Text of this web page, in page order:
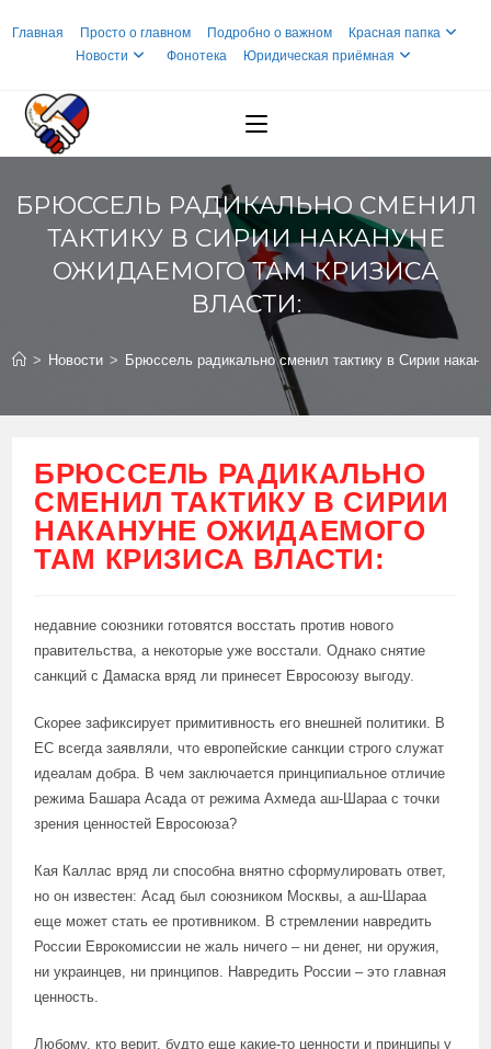
Главная Просто о главном Подробно о важном
Красная папка
Новости
Фонотека Юридическая приёмная
БРЮССЕЛЬ РАДИКАЛЬНО СМЕНИЛ
ТАКТИКУ В СИРИИ НАКАНУНЕ
ОЖИДАЕМОГО ТАМ КРИЗИСА
ВЛАСТИ:
> Новости > Брюссель радикально сменил тактику в Сирии
БРЮССЕЛЬ РАДИКАЛЬНО
СМЕНИЛ ТАКТИКУ В СИРИИ
НАКАНУНЕ ОЖИДАЕМОГО
ТАМ КРИЗИСА ВЛАСТИ:
недавние союзники готовятся восстать против нового
правительства, а некоторые уже восстали. Однако снятие
санкций с Дамаска вряд ли принесет Евросоюзу выгоду.
Скорее зафиксирует примитивность его внешней политики. В
ЕС всегда заявляли, что европейские санкции строго служат
идеалам добра. В чем заключается принципиальное отличие
режима Башара Асада от режима Ахмеда аш-Шараа с точки
зрения ценностей Евросоюза?
Кая Каллас вряд ли способна внятно сформулировать ответ,
но он известен: Асад был союзником Москвы, а аш-Шараа
еще может стать ее противником. В стремлении навредить
России Еврокомиссии не жаль ничего – ни денег, ни оружия,
ни украинцев, ни принципов. Навредить России – это главная
ценность.
Любому, кто верит, будто еще какие-то ценности и принципы у